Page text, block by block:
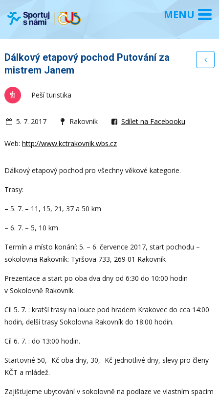
Dálkový etapový pochod Putování za
mistrem Janem
Peší turistika
5. 7. 2017 Rakovník Sdílet na Facebooku
Web: http://www.kctrakovnik.wbs.cz
Dálkový etapový pochod pro všechny věkové kategorie.
Trasy:
– 5. 7. – 11, 15, 21, 37 a 50 km
– 6. 7. – 5, 10 km
Termín a místo konání: 5. – 6. července 2017, start pochodu –
sokolovna Rakovník: Tyršova 733, 269 01 Rakovník
Prezentace a start po oba dva dny od 6:30 do 10:00 hodin
v Sokolovně Rakovník.
Cíl 5. 7. : kratší trasy na louce pod hradem Krakovec do cca 14:00
hodin, delší trasy Sokolovna Rakovník do 18:00 hodin.
Cíl 6. 7. : do 13:00 hodin.
Startovné 50,- Kč oba dny, 30,- Kč jednotlivé dny, slevy pro členy
KČT a mládež.
Zajišťujeme ubytování v sokolovně na podlaze ve vlastním spacím